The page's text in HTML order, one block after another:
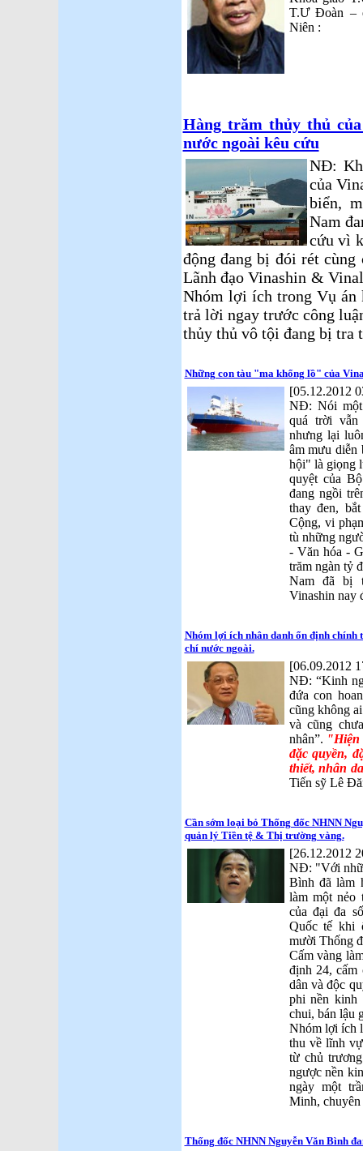
T.Ư Đoàn –
Niên :
Hàng trăm thủy thủ
nước ngoài kêu cứu
NĐ:
của
biển,
Nam
cứu vì
động đang bị đói rét cùng
Lãnh đạo Vinashin &
Nhóm lợi ích trong Vụ
trả lời ngay trước công
thủy thủ vô tội đang bị tra
Những con tàu "ma khổng lồ" của
[05.12.2012
NĐ: Nói một
quá trời
nhưng lại
âm mưu diễn
hội" là giọng
quyệt của
đang ngồi
thay đen,
Cộng, vi
tù những
- Văn hóa -
trăm ngàn tỷ
Nam đã bị
Vinashin nay
Nhóm lợi ích nhân danh ổn định
chí nước ngoài.
[06.09.2012
NĐ: “Kinh
đứa con
cũng không
và cũng
nhân”. "Hiện
đặc quyền,
thiết, nhân
Tiến sỹ Lê
Cần sớm loại bỏ Thống đốc NHNN
quản lý Tiền tệ & Thị trường vàng.
[26.12.2012
NĐ: "Với
Bình đã làm
làm một nẻo
của đại đa
Quốc tế khi
mười Thống
Cấm vàng
định 24,
dân và độc
phi nền kinh
chui, bán lậu
Nhóm lợi ích
thu về lĩnh
từ chủ
ngược nền
ngày một
Minh, chuyên
Thống đốc NHNN Nguyễn Văn Bình